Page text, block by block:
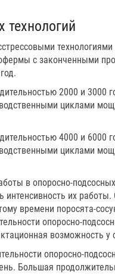
с законченными
2000 и 3000
циклами
4000 и 6000
циклами
в опоросно-
интенсивность их
времени поросята-
опоросно-
возможность у
опоросно-
Большая